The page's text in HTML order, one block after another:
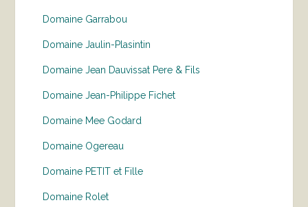
Domaine Garrabou
Domaine Jaulin-Plasintin
Domaine Jean Dauvissat Pere & Fils
Domaine Jean-Philippe Fichet
Domaine Mee Godard
Domaine Ogereau
Domaine PETIT et Fille
Domaine Rolet